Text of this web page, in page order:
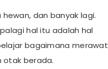
dan banyak lagi.
hal itu adalah hal
bagaimana merawat
otak berada.